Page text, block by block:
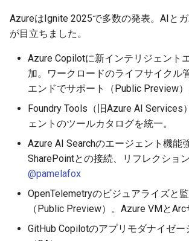
AzureはIgnite 2025で多数の発表。AIと
が目立ちました。
Azure Copilotに新インテリジェント
加。ワークロードのライフサイクル
エンドでサポート（Public Preview）
Foundry Tools（旧Azure AI Services
ェントのツールカタログを統一。
Azure AI Searchのエージェント機能
SharePointとの接続、リフレクショ
@pamelafox
OpenTelemetryのビジュアライズと
（Public Preview）。Azure VMとArc
GitHub Copilotのアプリモダナイゼ